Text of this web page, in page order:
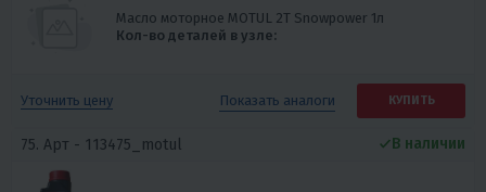
Масло моторное MOTUL 2T Snowpower 1л
Кол-во деталей в узле:
Уточнить цену Показать аналоги КУПИТЬ
75. Арт - 113475_motul В наличии